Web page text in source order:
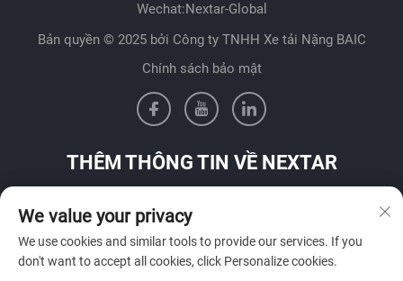
Wechat:Nextar-Global
Bản quyền © 2025 bởi Công ty TNHH Xe tải Nặng BAIC
Chính sách bảo mật
THÊM THÔNG TIN VỀ NEXTAR
We value your privacy
We use cookies and similar tools to provide our services. If you
don't want to accept all cookies, click Personalize cookies.